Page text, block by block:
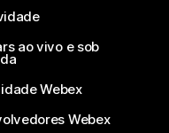
ao vivo e sob
Webex
Webex